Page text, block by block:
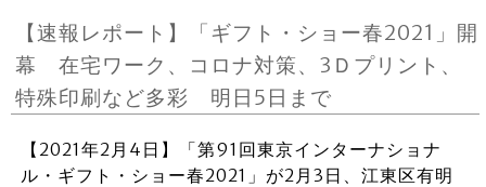
【速報レポート】「ギフト・ショー春2021」開
幕 在宅ワーク、コロナ対策、3Ｄプリント、
特殊印刷など多彩 明日5日まで
【2021年2月4日】「第91回東京インターナショナ
ル・ギフト・ショー春2021」が2月3日、江東区有明